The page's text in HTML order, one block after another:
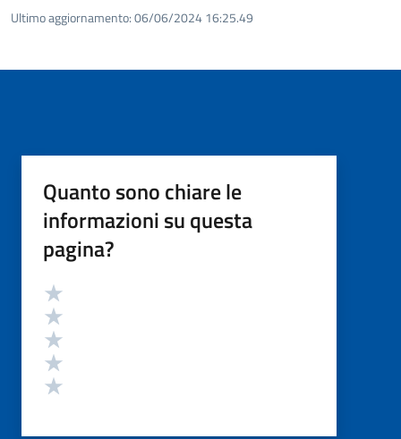
Ultimo aggiornamento:06/06/2024 16:25.49
Quanto sono chiare le
informazioni su questa
pagina?
Valutazione